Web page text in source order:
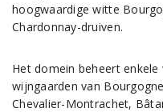
hoogwaardige witte
Chardonnay-druiven.
Het domein beheert
wijngaarden van
Chevalier-Montrachet,